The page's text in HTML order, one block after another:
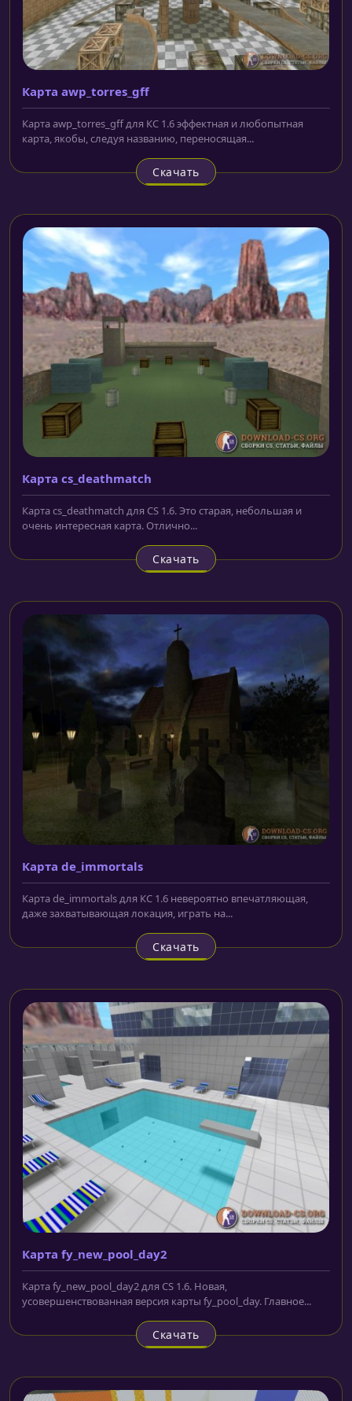
Карта awp_torres_gff
Карта awp_torres_gff для КС 1.6 эффектная и любопытная
карта, якобы, следуя названию, переносящая...
Скачать
Карта cs_deathmatch
Карта cs_deathmatch для CS 1.6. Это старая, небольшая и
очень интересная карта. Отлично...
Скачать
Карта de_immortals
Карта de_immortals для КС 1.6 невероятно впечатляющая,
даже захватывающая локация, играть на...
Скачать
Карта fy_new_pool_day2
Карта fy_new_pool_day2 для CS 1.6. Новая,
усовершенствованная версия карты fy_pool_day. Главное...
Скачать